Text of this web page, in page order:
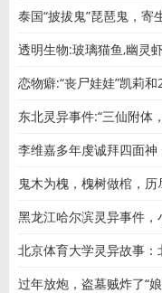
泰国“披拔鬼”琵琶鬼，寄
透明生物:玻璃猫鱼,幽灵
恋物癖:“丧尸娃娃”凯莉
东北灵异事件:“三仙附体
李维嘉多年虔诚拜四面神
鬼木为槐，槐树做棺，
黑龙江哈尔滨灵异事件，
北京体育大学灵异故事：
过年放炮，盗墓贼炸了“